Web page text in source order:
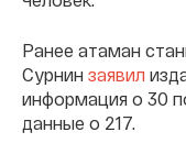
Ранее атаман
Сурнин заявил
информация о 30
данные о 217.